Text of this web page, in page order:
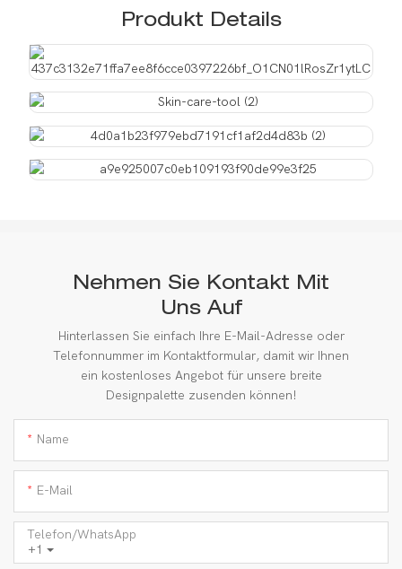
Produkt Details
Nehmen Sie Kontakt Mit
Uns Auf
Hinterlassen Sie einfach Ihre E-Mail-Adresse oder
Telefonnummer im Kontaktformular, damit wir Ihnen
ein kostenloses Angebot für unsere breite
Designpalette zusenden können!
Name
E-Mail
+1
Telefon/WhatsApp